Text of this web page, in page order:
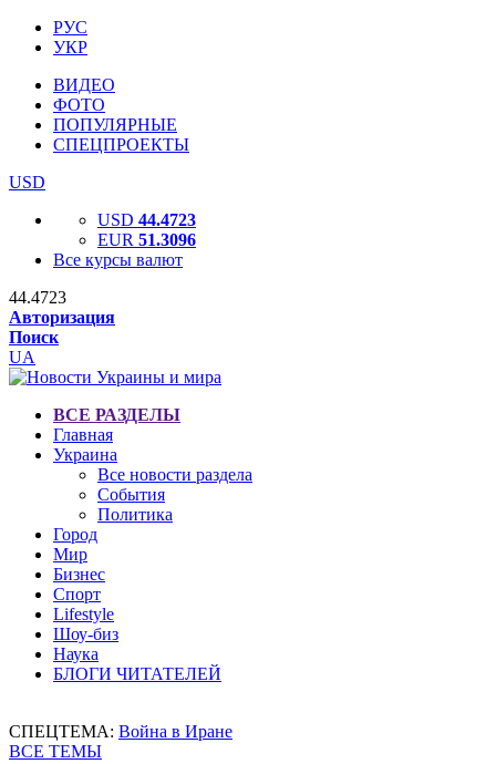
РУС
УКР
ВИДЕО
ФОТО
ПОПУЛЯРНЫЕ
СПЕЦПРОЕКТЫ
USD
USD 44.4723
EUR 51.3096
Все курсы валют
44.4723
Авторизация
Поиск
UA
ВСЕ РАЗДЕЛЫ
Главная
Украина
Все новости раздела
События
Политика
Город
Мир
Бизнес
Спорт
Lifestyle
Шоу-биз
Наука
БЛОГИ ЧИТАТЕЛЕЙ
СПЕЦТЕМА: Война в Иране
ВСЕ ТЕМЫ